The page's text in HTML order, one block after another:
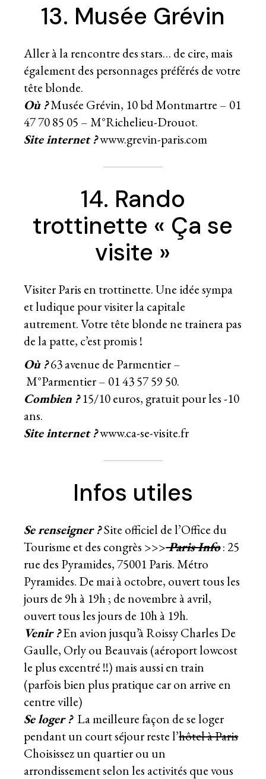
13. Musée Grévin
Aller à la rencontre des stars… de cire, mais
également des personnages préférés de votre
tête blonde.
Où ?Musée Grévin, 10 bd Montmartre – 01
47 70 85 05 – M°Richelieu-Drouot.
Site internet ?www.grevin-paris.com
14. Rando
trottinette « Ça se
visite »
Visiter Paris en trottinette. Une idée sympa
et ludique pour visiter la capitale
autrement. Votre tête blonde ne trainera pas
de la patte, c’est promis !
Où ?63 avenue de Parmentier –
M°Parmentier – 01 43 57 59 50.
Combien ? 15/10 euros, gratuit pour les -10
ans.
Site internet ?www.ca-se-visite.fr
Infos utiles
Se renseigner ?Site officiel de l’Office du
Tourisme et des congrès >>>Paris Info: 25
rue des Pyramides, 75001 Paris. Métro
Pyramides. De mai à octobre, ouvert tous les
jours de 9h à 19h ; de novembre à avril,
ouvert tous les jours de 10h à 19h.
Venir ?En avion jusqu’à Roissy Charles De
Gaulle, Orly ou Beauvais (aéroport lowcost
le plus excentré !!) mais aussi en train
(parfois bien plus pratique car on arrive en
centre ville)
Se loger ?La meilleure façon de se loger
pendant un court séjour reste l’hôtel à Paris
Choisissez un quartier ou un
arrondissement selon les activités que vous